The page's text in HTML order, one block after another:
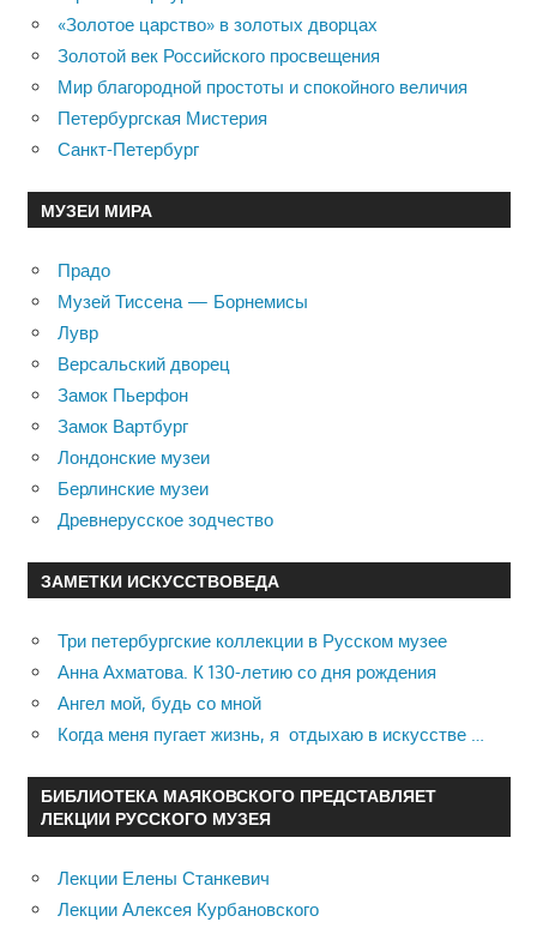
«Золотое царство» в золотых дворцах
Золотой век Российского просвещения
Мир благородной простоты и спокойного величия
Петербургская Мистерия
Санкт-Петербург
МУЗЕИ МИРА
Прадо
Музей Тиссена — Борнемисы
Лувр
Версальский дворец
Замок Пьерфон
Замок Вартбург
Лондонские музеи
Берлинские музеи
Древнерусское зодчество
ЗАМЕТКИ ИСКУССТВОВЕДА
Три петербургские коллекции в Русском музее
Анна Ахматова. К 130-летию со дня рождения
Ангел мой, будь со мной
Когда меня пугает жизнь, я отдыхаю в искусстве …
БИБЛИОТЕКА МАЯКОВСКОГО ПРЕДСТАВЛЯЕТ
ЛЕКЦИИ РУССКОГО МУЗЕЯ
Лекции Елены Станкевич
Лекции Алексея Курбановского